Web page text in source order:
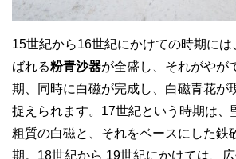
15世紀から16世紀にかけての時期に
ばれる粉青沙器が全盛し、それがやが
期、同時に白磁が完成し、白磁青花が
捉えられます。17世紀という時期は、
粗質の白磁と、それをベースにした鉄
期。18世紀から 19世紀にかけては、